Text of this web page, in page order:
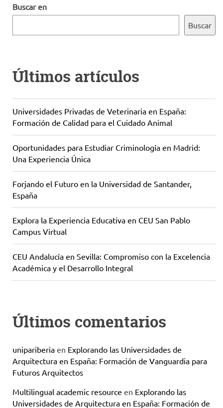
Buscar en
Buscar
Últimos artículos
Universidades Privadas de Veterinaria en España:
Formación de Calidad para el Cuidado Animal
Oportunidades para Estudiar Criminología en Madrid:
Una Experiencia Única
Forjando el Futuro en la Universidad de Santander,
España
Explora la Experiencia Educativa en CEU San Pablo
Campus Virtual
CEU Andalucía en Sevilla: Compromiso con la Excelencia
Académica y el Desarrollo Integral
Últimos comentarios
unipariberia en Explorando las Universidades de
Arquitectura en España: Formación de Vanguardia para
Futuros Arquitectos
Multilingual academic resource en Explorando las
Universidades de Arquitectura en España: Formación de